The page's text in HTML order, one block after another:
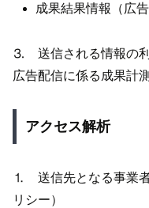
成果結果情報（広
⒊ 送信される情報の
広告配信に係る成果計
アクセス解析
⒈ 送信先となる事業者
リシー）